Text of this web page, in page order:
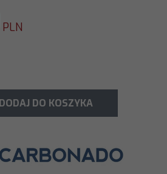
PLN
DODAJ DO KOSZYKA